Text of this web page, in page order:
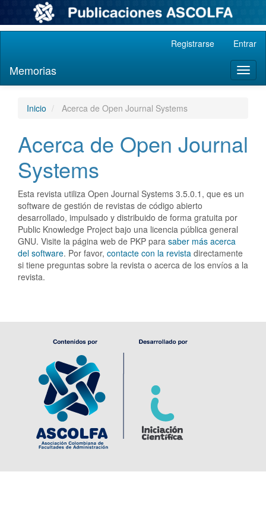
principal
Barra
Registrarse Entrar
Memorias
Inicio Acerca de Open Journal Systems
Acerca de Open Journal
Systems
Esta revista utiliza Open Journal Systems 3.5.0.1, que es un
software de gestión de revistas de código abierto
desarrollado, impulsado y distribuido de forma gratuita por
Public Knowledge Project bajo una licencia pública general
GNU. Visite la página web de PKP para saber más acerca
del software. Por favor, contacte con la revista directamente
si tiene preguntas sobre la revista o acerca de los envíos a la
revista.